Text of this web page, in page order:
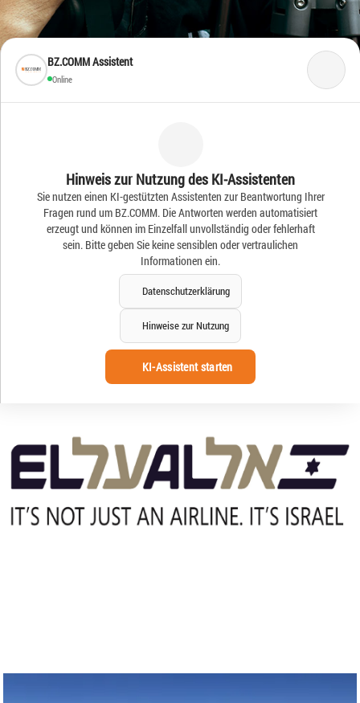
BZ.COMM Assistent
Online
Hinweis zur Nutzung des KI-Assistenten
Sie nutzen einen KI-gestützten Assistenten zur Beantwortung Ihrer
Fragen rund um BZ.COMM. Die Antworten werden automatisiert
erzeugt und können im Einzelfall unvollständig oder fehlerhaft
sein. Bitte geben Sie keine sensiblen oder vertraulichen
Informationen ein.
Datenschutzerklärung
Hinweise zur Nutzung
KI-Assistent starten
Frische Ideen – Frische
News